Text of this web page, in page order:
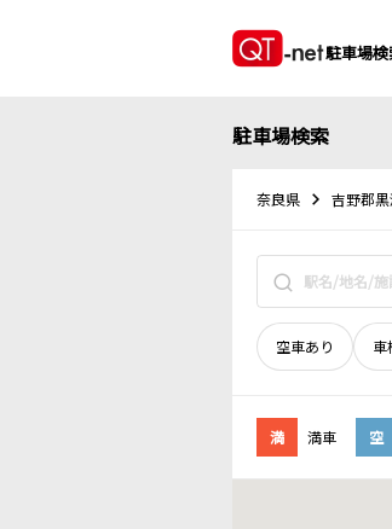
駐車場
駐車場検索
奈良県 吉野郡
空車あり 車
満 満車 空